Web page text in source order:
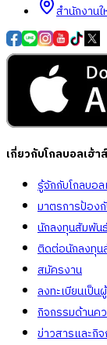
สำนักงาน
เกี่ยวกับโกลบอลเฮ้า
รู้จักกับโกลบอ
มาตรการป้อง
นักลงทุนสัมพัน
ติดต่อนักลงทุ
สมัครงาน
ลงทะเบียนเป็น
กิจกรรมด้านค
ข่าวสารและกิ